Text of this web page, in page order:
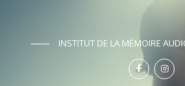
INSTITUT DE LA MÉMOIRE